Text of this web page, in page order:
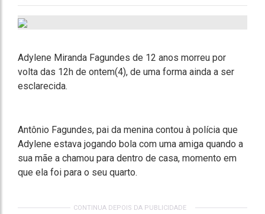
Adylene Miranda Fagundes de 12 anos morreu por
volta das 12h de ontem(4), de uma forma ainda a ser
esclarecida.
Antônio Fagundes, pai da menina contou à polícia que
Adylene estava jogando bola com uma amiga quando a
sua mãe a chamou para dentro de casa, momento em
que ela foi para o seu quarto.
CONTINUA DEPOIS DA PUBLICIDADE